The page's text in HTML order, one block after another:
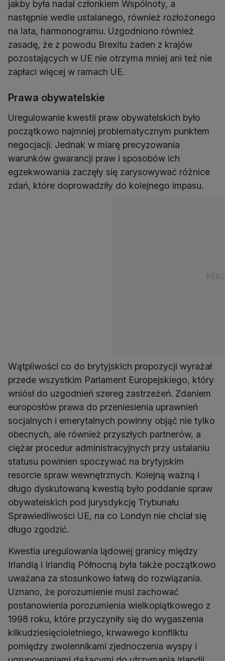
jakby była nadal członkiem Wspólnoty, a
następnie wedle ustalanego, również rozłożonego
na lata, harmonogramu. Uzgodniono również
zasadę, że z powodu Brexitu żaden z krajów
pozostających w UE nie otrzyma mniej ani też nie
zapłaci więcej w ramach UE.
Prawa obywatelskie
Uregulowanie kwestii praw obywatelskich było
początkowo najmniej problematycznym punktem
negocjacji. Jednak w miarę precyzowania
warunków gwarancji praw i sposobów ich
egzekwowania zaczęły się zarysowywać różnice
zdań, które doprowadziły do kolejnego impasu.
Wątpliwości co do brytyjskich propozycji wyrażał
przede wszystkim Parlament Europejskiego, który
wniósł do uzgodnień szereg zastrzeżeń. Zdaniem
europosłów prawa do przeniesienia uprawnień
socjalnych i emerytalnych powinny objąć nie tylko
obecnych, ale również przyszłych partnerów, a
ciężar procedur administracyjnych przy ustalaniu
statusu powinien spoczywać na brytyjskim
resorcie spraw wewnętrznych. Kolejną ważną i
długo dyskutowaną kwestią było poddanie spraw
obywatelskich pod jurysdykcję Trybunału
Sprawiedliwości UE, na co Londyn nie chciał się
długo zgodzić.
Kwestia uregulowania lądowej granicy między
Irlandią i Irlandią Północną była także początkowo
uważana za stosunkowo łatwą do rozwiązania.
Uznano, że porozumienie musi zachować
postanowienia porozumienia wielkopiątkowego z
1998 roku, które przyczyniły się do wygaszenia
kilkudziesięcioletniego, krwawego konfliktu
pomiędzy zwolennikami zjednoczenia wyspy i